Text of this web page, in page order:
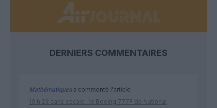
DERNIERS COMMENTAIRES
Mathématiquesa commenté l'article :
19 h 23 sans escale : le Boeing 777F de National